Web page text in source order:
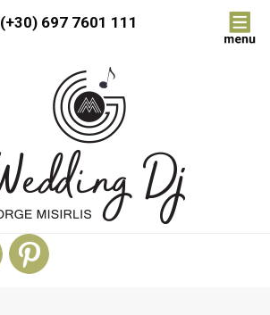
(+30) 697 7601 111